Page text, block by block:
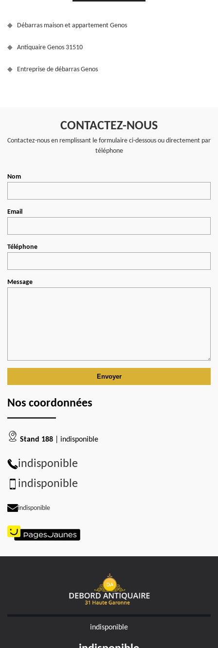
Débarras maison et appartement Genos
Antiquaire Genos 31510
Entreprise de débarras Genos
CONTACTEZ-NOUS
Contactez-nous en remplissant le formulaire ci-dessous ou directement par
téléphone
Nom
Email
Téléphone
Message
Nos coordonnées
Stand 188 | indisponible
indisponible
indisponible
indisponible
indisponible